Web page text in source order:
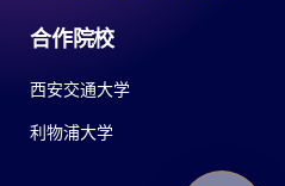
合作院校
西安交通大学
利物浦大学